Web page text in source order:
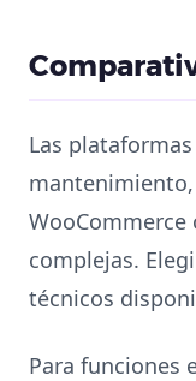
Las
complejas.
técnicos
Para funciones